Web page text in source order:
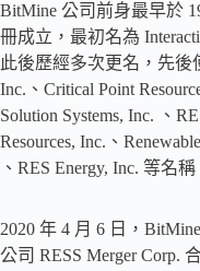
BitMine 公司前身最早於
冊成立，最初名為
此後歷經多次更名，先後
Inc.、Critical Point
Solution Systems, Inc. 、
Resources, Inc.、
、RES Energy, Inc. 等名
2020 年 4 月 6 日，
公司 RESS Merger Corp.